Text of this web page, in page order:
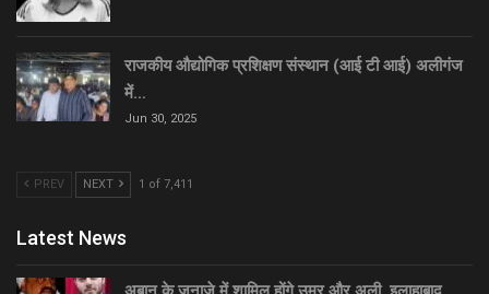
राजकीय औद्योगिक प्रशिक्षण संस्थान (आई टी आई) अलीगंज
में…
Jun 30, 2025
PREV NEXT 1 of 7,411
Latest News